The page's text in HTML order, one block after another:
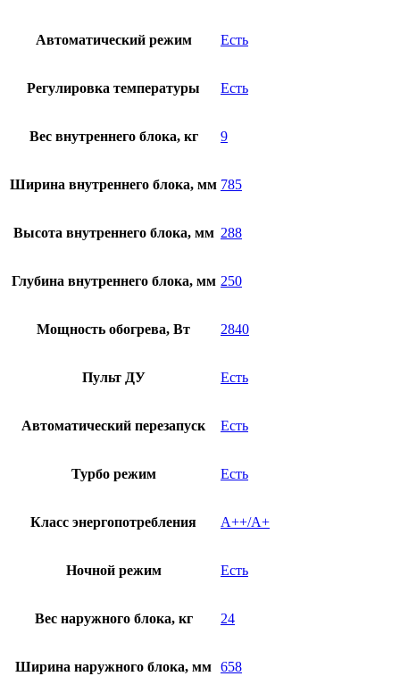
Автоматический режим Есть
Регулировка температуры Есть
Вес внутреннего блока, кг 9
Ширина внутреннего блока, мм 785
Высота внутреннего блока, мм 288
Глубина внутреннего блока, мм 250
Мощность обогрева, Вт 2840
Пульт ДУ Есть
Автоматический перезапуск Есть
Турбо режим Есть
Класс энергопотребления A++/A+
Ночной режим Есть
Вес наружного блока, кг 24
Ширина наружного блока, мм 658